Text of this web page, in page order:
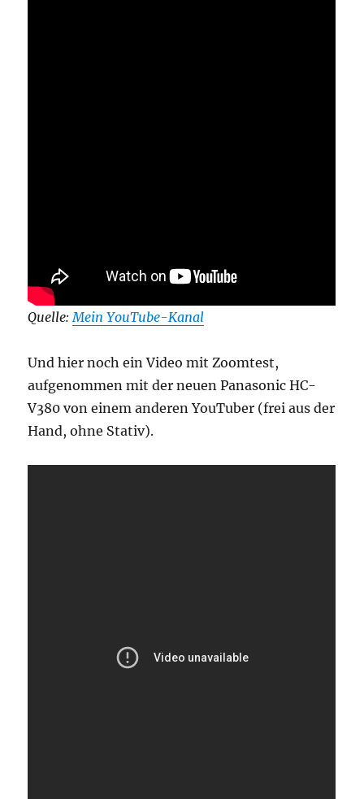
Quelle:Mein YouTube-Kanal
Und hier noch ein Video mit Zoomtest,
aufgenommen mit der neuen Panasonic HC-
V380 von einem anderen YouTuber (frei aus der
Hand, ohne Stativ).